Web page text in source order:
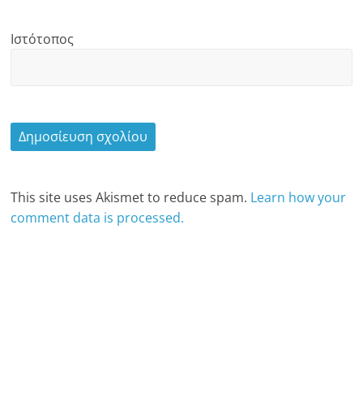
Ιστότοπος
This site uses Akismet to reduce spam. Learn how your
comment data is processed.